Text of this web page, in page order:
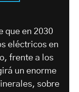
que en 2030
eléctricos en
frente a los
un enorme
sobre